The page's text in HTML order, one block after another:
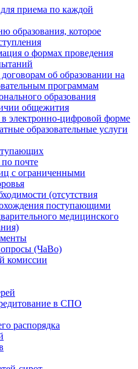
приема по каждой
образования, которое
о формах проведения
об образовании на
программам
образования
общежития
электронно-цифровой форме
образовательные услуги
почте
с ограниченными
(отсутствия
поступающими
медицинского
(ЧаВо)
комиссии
в СПО
распорядка